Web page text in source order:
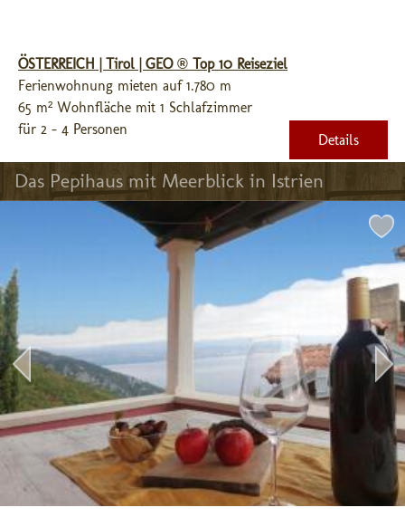
ÖSTERREICH | Tirol | GEO ® Top 10 Reiseziel
Ferienwohnung mieten auf 1.780 m
65 m² Wohnfläche mit 1 Schlafzimmer
für 2 - 4 Personen
Details
Das Pepihaus mit Meerblick in Istrien